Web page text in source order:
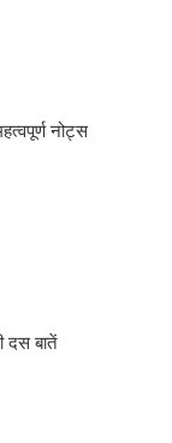
नोट्स
दस बातें